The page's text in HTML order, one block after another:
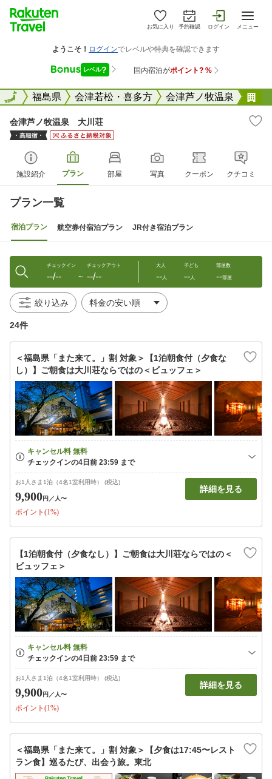
お気に入り 予約確認 ログイン メニュー
全国福島県 会津若松・喜多方 会津芦ノ牧温泉
全国
会津芦ノ牧温泉 大川荘
施設紹介 プラン 部屋 写真 クーポン クチコミ
プラン一覧
宿泊プラン 航空券付宿泊プラン JR付き宿泊プラン
チェックイン
--/-- 〜
チェックアウト
--/--
大人
--人
子ども
--人
部屋数
--部屋
絞り込み
24件
＜福島県「また来て。」割 対象＞【1泊朝食付（夕食な
し）】ご朝食は大川荘ならではの＜ビュッフェ＞
お1人さま1泊（4名1室利用時） (税込)
9,900円 ／人〜
ポイント(1%)
詳細を見る
【1泊朝食付（夕食なし）】ご朝食は大川荘ならではの＜
ビュッフェ＞
お1人さま1泊（4名1室利用時） (税込)
9,900円 ／人〜
ポイント(1%)
詳細を見る
＜福島県「また来て。」割 対象＞【夕食は17:45〜レスト
ラン食】巡るたび、出会う旅。東北